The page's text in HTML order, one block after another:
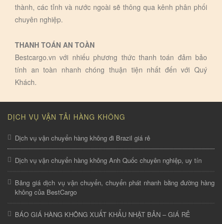
thành, các tỉnh và nước ngoài sẽ thông qua kênh phân phối
chuyên nghiệp.
THANH TOÁN AN TOÀN
Bestcargo.vn với nhiếu phương thức thanh toán đảm bảo
tính an toàn nhanh chóng thuận tiện nhất đến với Quý
Khách.
DỊCH VỤ VẬN TẢI HÀNG KHÔNG
Dịch vụ vận chuyển hàng không đi Brazil giá rẻ
Dịch vụ vận chuyển hàng không Anh Quốc chuyên nghiệp, uy tín
Bảng giá dịch vụ vận chuyển, chuyển phát nhanh bằng đường hàng
không của BestCargo
BÁO GIÁ HÀNG KHÔNG XUẤT KHẨU NHẬT BẢN – GIÁ RẺ